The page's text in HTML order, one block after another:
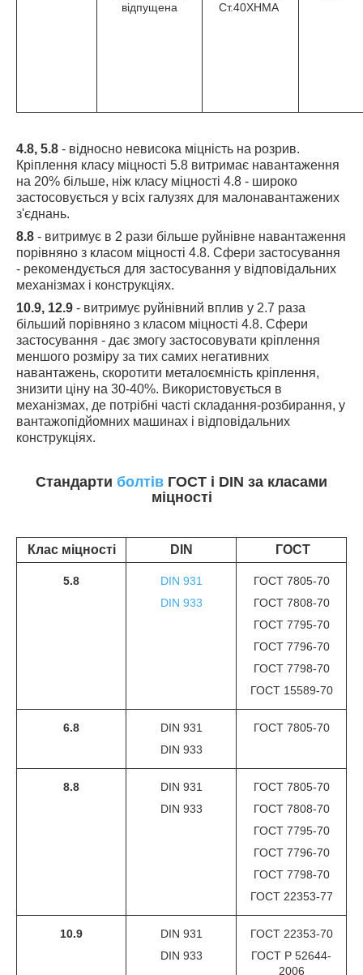
відпущена
Ст.40ХНМА
4.8, 5.8 - відносно невисока міцність на розрив.
Кріплення класу міцності 5.8 витримає навантаження
на 20% більше, ніж класу міцності 4.8 - широко
застосовується у всіх галузях для малонавантажених
з'єднань.
8.8 - витримує в 2 рази більше руйнівне навантаження
порівняно з класом міцності 4.8. Сфери застосування
- рекомендується для застосування у відповідальних
механізмах і конструкціях.
10.9, 12.9 - витримує руйнівний вплив у 2.7 раза
більший порівняно з класом міцності 4.8. Сфери
застосування - дає змогу застосовувати кріплення
меншого розміру за тих самих негативних
навантажень, скоротити металоємність кріплення,
знизити ціну на 30-40%. Використовується в
механізмах, де потрібні часті складання-розбирання, у
вантажопідйомних машинах і відповідальних
конструкціях.
Стандарти болтів ГОСТ і DIN за класами
міцності
Клас міцності DIN ГОСТ
5.8
DIN 931
DIN 933
ГОСТ 7805-70
ГОСТ 7808-70
ГОСТ 7795-70
ГОСТ 7796-70
ГОСТ 7798-70
ГОСТ 15589-70
6.8
DIN 931
DIN 933
ГОСТ 7805-70
8.8
DIN 931
DIN 933
ГОСТ 7805-70
ГОСТ 7808-70
ГОСТ 7795-70
ГОСТ 7796-70
ГОСТ 7798-70
ГОСТ 22353-77
10.9
DIN 931
DIN 933
ГОСТ 22353-70
ГОСТ Р 52644-
2006